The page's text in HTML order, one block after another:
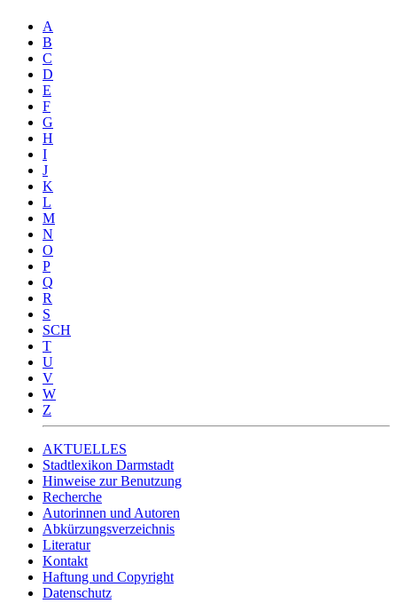
A
B
C
D
E
F
G
H
I
J
K
L
M
N
O
P
Q
R
S
SCH
T
U
V
W
Z
AKTUELLES
Stadtlexikon Darmstadt
Hinweise zur Benutzung
Recherche
Autorinnen und Autoren
Abkürzungsverzeichnis
Literatur
Kontakt
Haftung und Copyright
Datenschutz